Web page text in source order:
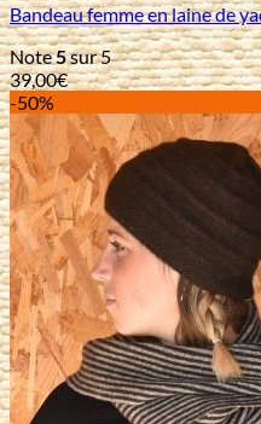
Bandeau femme en laine de
Note5sur 5
39,00€
-50%